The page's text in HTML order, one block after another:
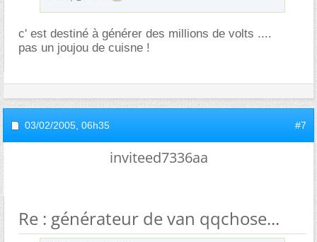
c' est destiné à générer des millions de volts ....
pas un joujou de cuisne !
03/02/2005, 06h35 #7
inviteed7336aa
Re : générateur de van qqchose...